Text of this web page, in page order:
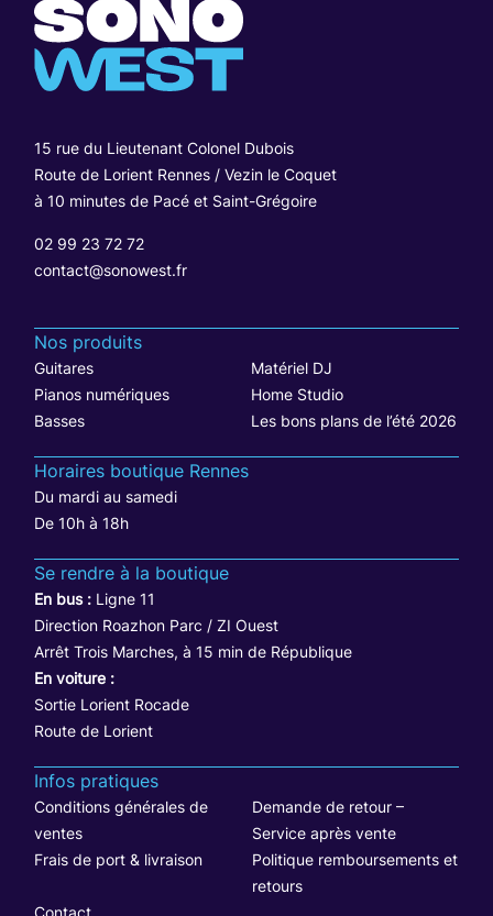
15 rue du Lieutenant Colonel Dubois
Route de Lorient Rennes / Vezin le Coquet
à 10 minutes de Pacé et Saint-Grégoire
02 99 23 72 72
contact@sonowest.fr
Nos produits
Guitares
Matériel DJ
Pianos numériques
Home Studio
Basses
Les bons plans de l’été 2026
Horaires boutique Rennes
Du mardi au samedi
De 10h à 18h
Se rendre à la boutique
En bus : Ligne 11
Direction Roazhon Parc / ZI Ouest
Arrêt Trois Marches, à 15 min de République
En voiture :
Sortie Lorient Rocade
Route de Lorient
Infos pratiques
Conditions générales de
ventes
Demande de retour –
Service après vente
Frais de port & livraison
Politique remboursements et
retours
Contact